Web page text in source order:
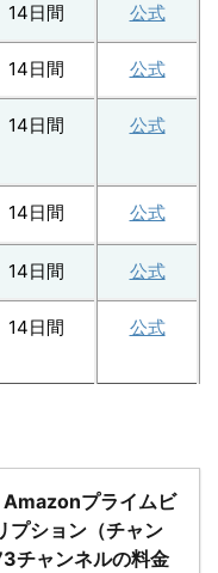
14日間 公式
14日間 公式
14日間 公式
14日間 公式
14日間 公式
14日間 公式
Amazonプライムビ
プション（チャン
チャンネルの料金